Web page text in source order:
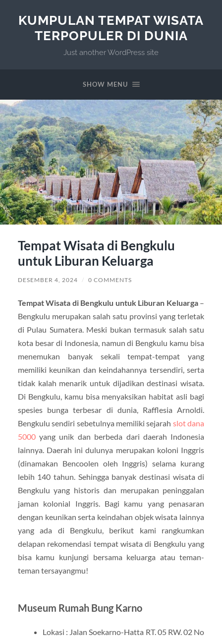
KUMPULAN TEMPAT WISATA
TERPOPULER DI DUNIA
Just another WordPress site
SHOW MENU
Tempat Wisata di Bengkulu
untuk Liburan Keluarga
DESEMBER 4, 2024 / 0 COMMENTS
Tempat Wisata di Bengkulu untuk Liburan Keluarga–
Bengkulu merupakan salah satu provinsi yang terletak
di Pulau Sumatera. Meski bukan termasuk salah satu
kota besar di Indonesia, namun di Bengkulu kamu bisa
menemukan banyak sekali tempat-tempat yang
memiliki keunikan dan keindahannya tersendiri, serta
tidak kalah menarik untuk dijadikan destinasi wisata.
Di Bengkulu, kamu bisa menyaksikan habitat asli bagi
spesies bunga terbesar di dunia, Rafflesia Arnoldi.
Bengkulu sendiri sebetulnya memiliki sejarah slot dana
5000yang unik dan berbeda dari daerah Indonesia
lainnya. Daerah ini dulunya merupakan koloni Inggris
(dinamakan Bencoolen oleh Inggris) selama kurang
lebih 140 tahun. Sehingga banyak destinasi wisata di
Bengkulu yang historis dan merupakan peninggalan
jaman kolonial Inggris. Bagi kamu yang penasaran
dengan keunikan serta keindahan objek wisata lainnya
yang ada di Bengkulu, berikut kami rangkumkan
delapan rekomendasi tempat wisata di Bengkulu yang
bisa kamu kunjungi bersama keluarga atau teman-
teman tersayangmu!
Museum Rumah Bung Karno
Lokasi : Jalan Soekarno-Hatta RT. 05 RW. 02 No